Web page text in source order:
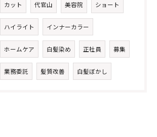
カット 代官山 美容院 ショート
ハイライト インナーカラー
ホームケア 白髪染め 正社員 募集
業務委託 髪質改善 白髪ぼかし